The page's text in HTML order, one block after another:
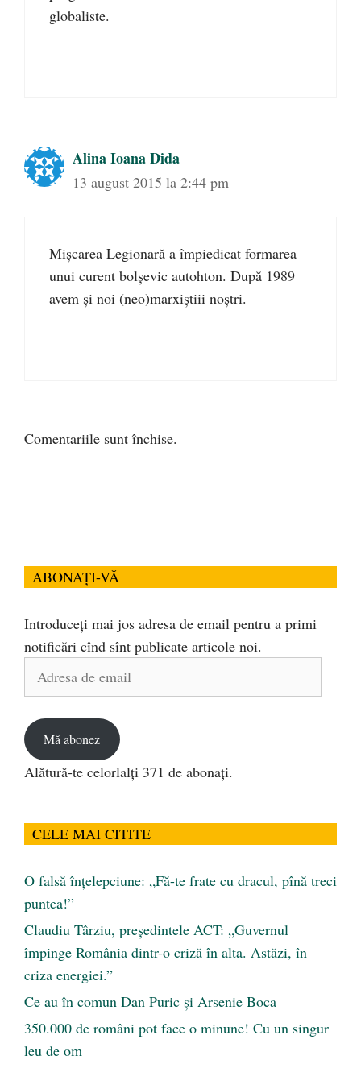
globaliste.
Alina Ioana Dida
13 august 2015 la 2:44 pm
Mişcarea Legionară a împiedicat formarea
unui curent bolşevic autohton. După 1989
avem şi noi (neo)marxiştiii noştri.
Comentariile sunt închise.
ABONAȚI-VĂ
Introduceți mai jos adresa de email pentru a primi
notificări cînd sînt publicate articole noi.
Adresa
Mă abonez
Alătură-te celorlalți 371 de abonați.
CELE MAI CITITE
O falsă înțelepciune: „Fă-te frate cu dracul, pînă treci
puntea!”
Claudiu Târziu, președintele ACT: „Guvernul
împinge România dintr-o criză în alta. Astăzi, în
criza energiei.”
Ce au în comun Dan Puric şi Arsenie Boca
350.000 de români pot face o minune! Cu un singur
leu de om